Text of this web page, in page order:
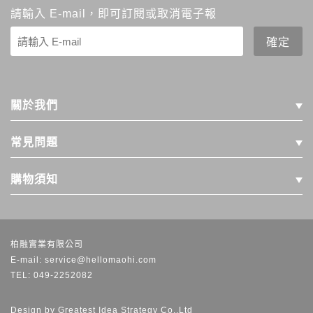
請輸入 E-mail，即可訂閱或取消電子報
關於我們
常見問題
購物須知
柏融實業有限公司
E-mail: service@hellomaohi.com
TEL: 049-2252082
Design by Greatest Idea Strategy Co.,Ltd